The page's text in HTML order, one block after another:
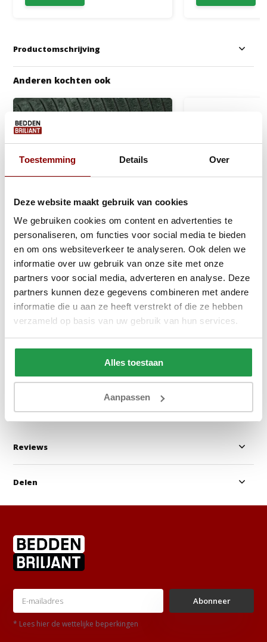
Toestemming Details Over
Deze website maakt gebruik van cookies
We gebruiken cookies om content en advertenties te
personaliseren, om functies voor social media te bieden
en om ons websiteverkeer te analyseren. Ook delen we
informatie over uw gebruik van onze site met onze
partners voor social media, adverteren en analyse. Deze
partners kunnen deze gegevens combineren met andere
informatie die u aan ze heeft verstrekt of die ze hebben
verzameld op basis van uw gebruik van hun services.
Alles toestaan
Aanpassen
Productomschrijving
Anderen kochten ook
Poso 014 - Ribstof Groen Monolith 84 -
Reviews
Delen
Abonneer
* Lees hier de wettelijke beperkingen